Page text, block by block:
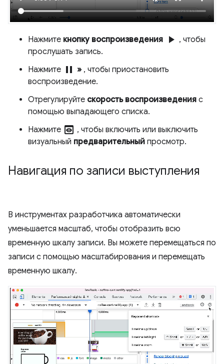
Нажмите кнопку воспроизведения play_arrow , чтобы
прослушать запись.
Нажмите pause » , чтобы приостановить
воспроизведение.
Отрегулируйте скорость воспроизведения с
помощью выпадающего списка.
Нажмите preview , чтобы включить или выключить
визуальный предварительный просмотр.
Навигация по записи выступления
В инструментах разработчика автоматически
уменьшается масштаб, чтобы отобразить всю
временную шкалу записи. Вы можете перемещаться по
записи с помощью масштабирования и перемещать
временную шкалу.